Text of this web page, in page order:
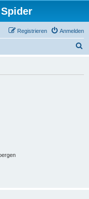
Anmelden
Registrieren